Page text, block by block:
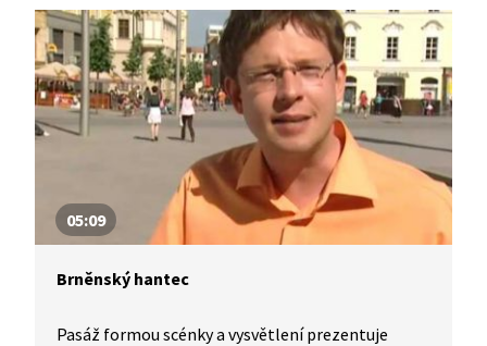
05:09
Brněnský hantec
Pasáž formou scénky a vysvětlení prezentuje